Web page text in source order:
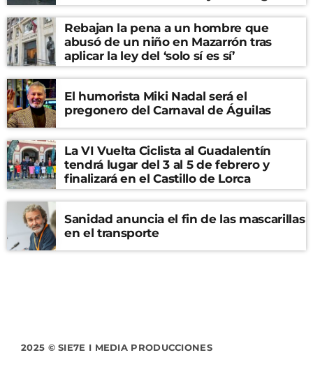
Rebajan la pena a un hombre que
abusó de un niño en Mazarrón tras
aplicar la ley del ‘solo sí es sí’
El humorista Miki Nadal será el
pregonero del Carnaval de Águilas
La VI Vuelta Ciclista al Guadalentín
tendrá lugar del 3 al 5 de febrero y
finalizará en el Castillo de Lorca
Sanidad anuncia el fin de las mascarillas
en el transporte
2025 © SIE7E I MEDIA PRODUCCIONES